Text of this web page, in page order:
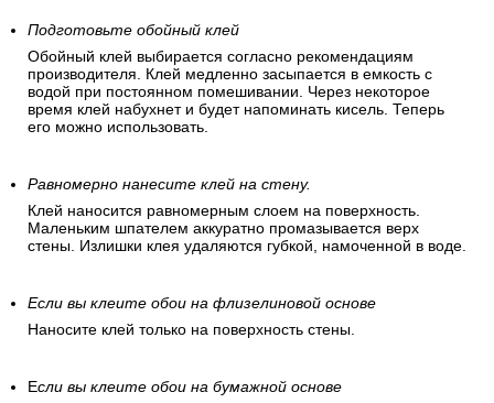
Подготовьте обойный клей
Обойный клей выбирается согласно рекомендациям
производителя. Клей медленно засыпается в емкость с
водой при постоянном помешивании. Через некоторое
время клей набухнет и будет напоминать кисель. Теперь
его можно использовать.
Равномерно нанесите клей на стену.
Клей наносится равномерным слоем на поверхность.
Маленьким шпателем аккуратно промазывается верх
стены. Излишки клея удаляются губкой, намоченной в воде.
Если вы клеите обои на флизелиновой основе
Наносите клей только на поверхность стены.
Если вы клеите обои на бумажной основе